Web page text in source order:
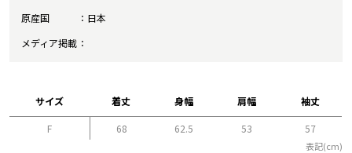
原産国
日本
メディア掲載
サイズ 着丈 身幅 肩幅 袖丈
F 68 62.5 53 57
表記(cm)